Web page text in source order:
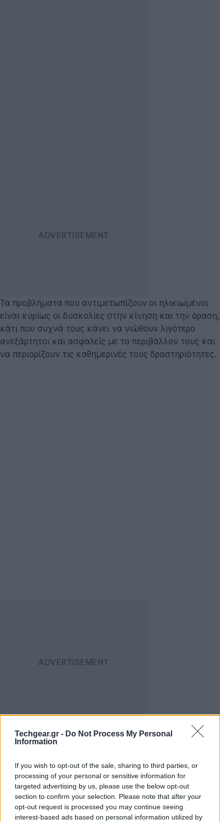
Techgear.gr - Do Not Process My Personal
Information
If you wish to opt-out of the sale, sharing to third parties, or
processing of your personal or sensitive information for
targeted advertising by us, please use the below opt-out
section to confirm your selection. Please note that after your
opt-out request is processed you may continue seeing
interest-based ads based on personal information utilized by
Τα προβλήματα που αντιμετωπίζουν οι ηλικιωμένοι
είναι κυρίως οι δυσκολίες στην κίνηση και την όραση,
κάτι που συχνά τους κάνει να νιώθουν λιγότερο
ανεξάρτητοι και ασφαλείς με το περιβάλλον τους και
να περιορίζουν τις καθημερινές τους δραστηριότητες.
Αν σου είναι δύσκολο να κατανοήσεις τις δυσκολίες
της τρίτης ηλικίας, έρχεται η νέα στολή που θα σε
ηλικωμένος!
Η δημιουργία ανήκει στο MIT Agelab και έχει σα
στόχο να προσομοιώσει την ηλικία των 70 ετών, έτσι
ώστε μηχανικοί, αρχιτέκτονες και σχεδιαστές να